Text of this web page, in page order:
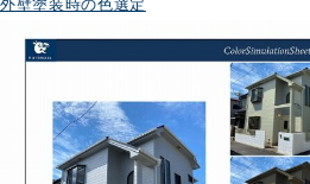
外壁塗装時の色選定